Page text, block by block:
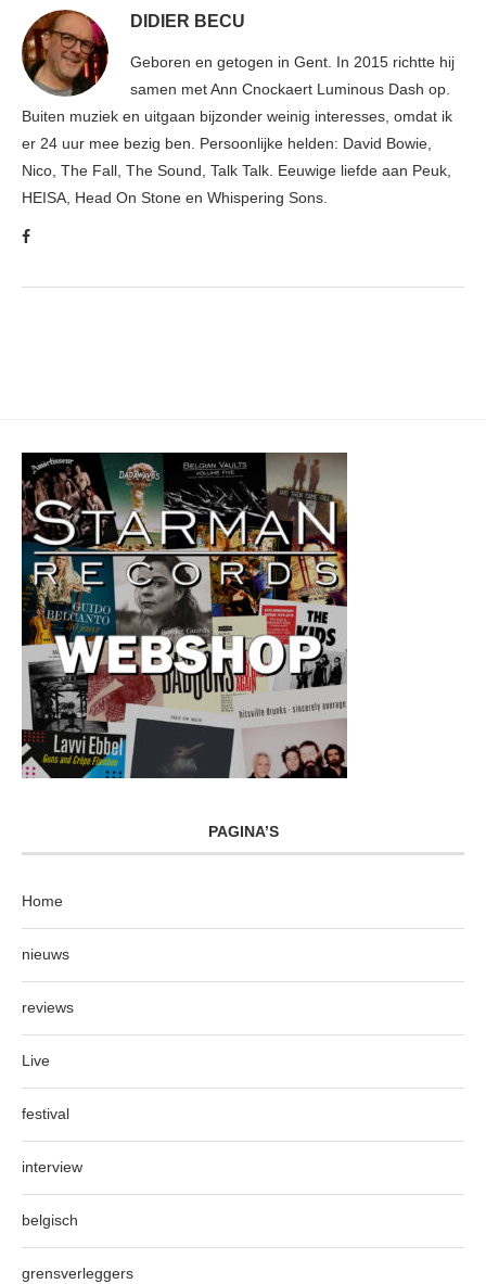
DIDIER BECU
Geboren en getogen in Gent. In 2015 richtte hij
samen met Ann Cnockaert Luminous Dash op.
Buiten muziek en uitgaan bijzonder weinig interesses, omdat ik
er 24 uur mee bezig ben. Persoonlijke helden: David Bowie,
Nico, The Fall, The Sound, Talk Talk. Eeuwige liefde aan Peuk,
HEISA, Head On Stone en Whispering Sons.
PAGINA’S
Home
nieuws
reviews
Live
festival
interview
belgisch
grensverleggers